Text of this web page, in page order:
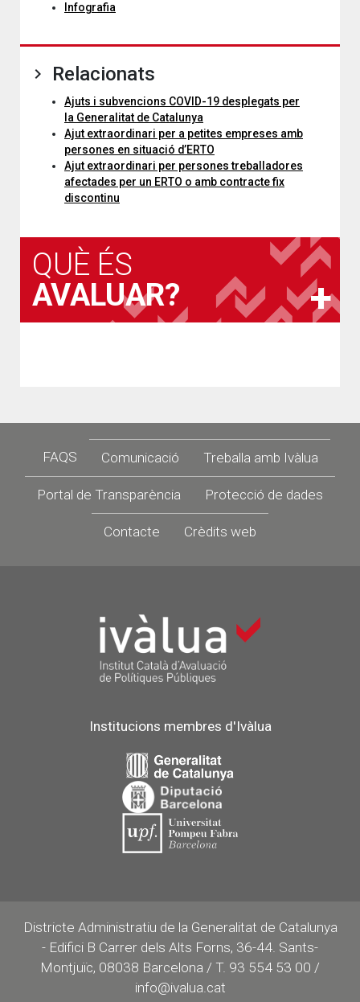
Infografia
Relacionats
Ajuts i subvencions COVID-19 desplegats per
la Generalitat de Catalunya
Ajut extraordinari per a petites empreses amb
persones en situació d’ERTO
Ajut extraordinari per persones treballadores
afectades per un ERTO o amb contracte fix
discontinu
QUÈ ÉS
AVALUAR?
Footer
FAQS Comunicació Treballa amb Ivàlua
Portal de Transparència Protecció de dades
Contacte Crèdits web
Institucions membres d'Ivàlua
Districte Administratiu de la Generalitat de Catalunya
- Edifici B Carrer dels Alts Forns, 36-44. Sants-
Montjuïc, 08038 Barcelona / T. 93 554 53 00 /
info@ivalua.cat